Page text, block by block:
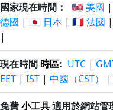
國家現在時間： 🇺🇸 美國 |
德國 | 🇯🇵 日本 | 🇫🇷 法國 |
|
現在時間 時區: UTC |
EET | IST | 中國（CST） |
免費小工具適用於網站管